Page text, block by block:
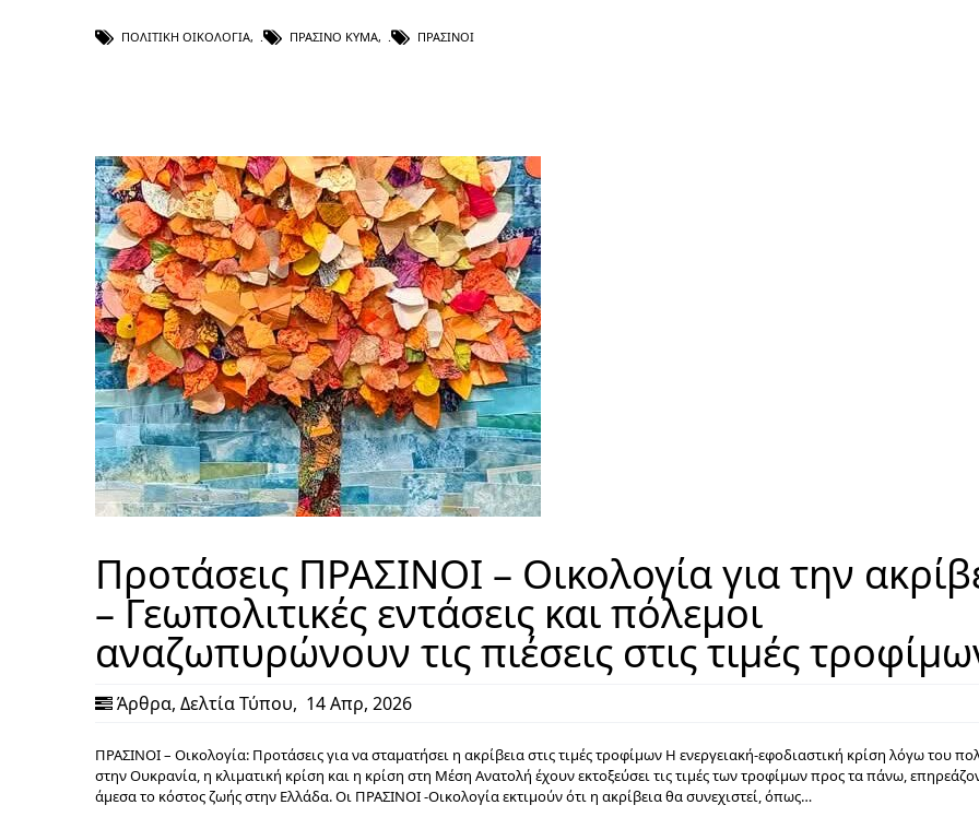
ΠΟΛΙΤΙΚΉ ΟΙΚΟΛΟΓΊΑ, ΠΡΆΣΙΝΟ ΚΎΜΑ, ΠΡΆΣΙΝΟΙ
Προτάσεις ΠΡΑΣΙΝΟΙ – Οικολογία για την
– Γεωπολιτικές εντάσεις και πόλεμοι
αναζωπυρώνουν τις πιέσεις στις τιμές
Άρθρα, Δελτία Τύπου, 14 Απρ, 2026
ΠΡΑΣΙΝΟΙ – Οικολογία: Προτάσεις για να σταματήσει η ακρίβεια στις τιμές τροφίμων Η ενεργειακή-εφοδιαστική κρίση λόγω του
στην Ουκρανία, η κλιματική κρίση και η κρίση στη Μέση Ανατολή έχουν εκτοξεύσει τις τιμές των τροφίμων προς τα πάνω,
άμεσα το κόστος ζωής στην Ελλάδα. Οι ΠΡΑΣΙΝΟΙ -Οικολογία εκτιμούν ότι η ακρίβεια θα συνεχιστεί, όπως…